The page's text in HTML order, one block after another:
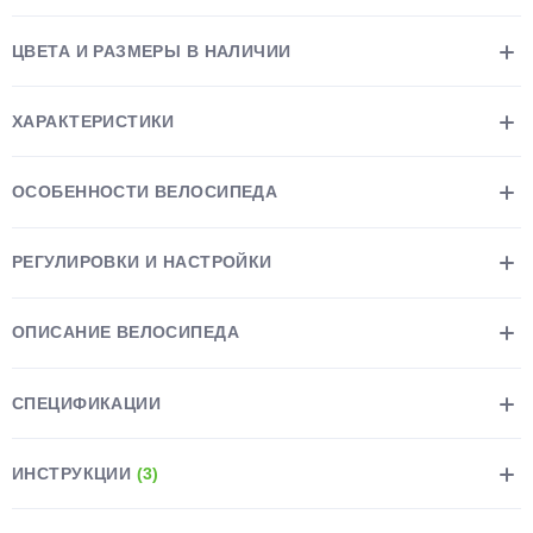
ЦВЕТА И РАЗМЕРЫ В НАЛИЧИИ
ХАРАКТЕРИСТИКИ
ОСОБЕННОСТИ ВЕЛОСИПЕДА
РЕГУЛИРОВКИ И НАСТРОЙКИ
ОПИСАНИЕ ВЕЛОСИПЕДА
СПЕЦИФИКАЦИИ
ИНСТРУКЦИИ (3)